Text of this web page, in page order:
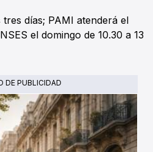
días; PAMI atenderá el
el domingo de 10.30 a 13
DE PUBLICIDAD